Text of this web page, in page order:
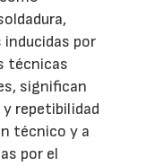
inducidas por
técnicas
significan
repetibilidad
técnico y a
por el